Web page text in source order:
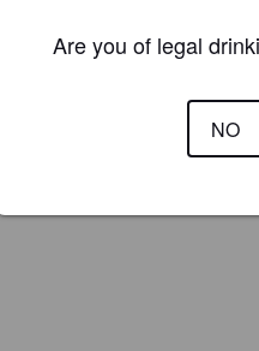
Are you of legal
NO